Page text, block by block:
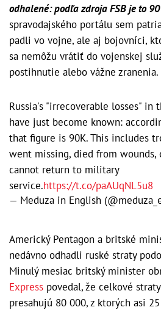
odhalené: podľa zdroja FSB je to
spravodajského portálu sem
padli vo vojne, ale aj bojovníci,
sa nemôžu vrátiť do vojenskej
postihnutie alebo vážne zranenia.
Russia's "irrecoverable losses"
have just become known:
that figure is 90K. This includes
went missing, died from wounds,
cannot return to military
service.https://t.co/paAUqNL5u8
— Meduza in English
Americký Pentagon a britské
nedávno odhadli ruské straty
Minulý mesiac britský minister
Express povedal, že celkové
presahujú 80 000, z ktorých asi